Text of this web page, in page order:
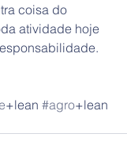
coisa do
atividade hoje
+lean #agro+lean